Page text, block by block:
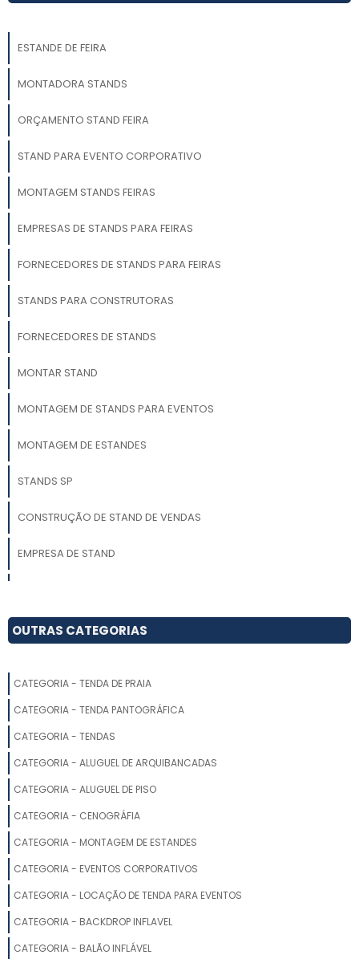
ESTANDE DE FEIRA
MONTADORA STANDS
ORÇAMENTO STAND FEIRA
STAND PARA EVENTO CORPORATIVO
MONTAGEM STANDS FEIRAS
EMPRESAS DE STANDS PARA FEIRAS
FORNECEDORES DE STANDS PARA FEIRAS
STANDS PARA CONSTRUTORAS
FORNECEDORES DE STANDS
MONTAR STAND
MONTAGEM DE STANDS PARA EVENTOS
MONTAGEM DE ESTANDES
STANDS SP
CONSTRUÇÃO DE STAND DE VENDAS
EMPRESA DE STAND
CONSTRUIR STAND
EMPRESAS DE MONTAGEM DE STANDS
MONTAR UM STAND
MONTAGEM DE STANDS PARA FEIRAS
STAND PROMOCIONAL PREÇO
MONTAGEM DE STANDS
EMPRESAS DE MONTAGEM DE STANDS EM SP
OUTRAS CATEGORIAS
CATEGORIA - TENDA DE PRAIA
CATEGORIA - TENDA PANTOGRÁFICA
CATEGORIA - TENDAS
CATEGORIA - ALUGUEL DE ARQUIBANCADAS
CATEGORIA - ALUGUEL DE PISO
CATEGORIA - CENOGRÁFIA
CATEGORIA - MONTAGEM DE ESTANDES
CATEGORIA - EVENTOS CORPORATIVOS
CATEGORIA - LOCAÇÃO DE TENDA PARA EVENTOS
CATEGORIA - BACKDROP INFLAVEL
CATEGORIA - BALÃO INFLÁVEL